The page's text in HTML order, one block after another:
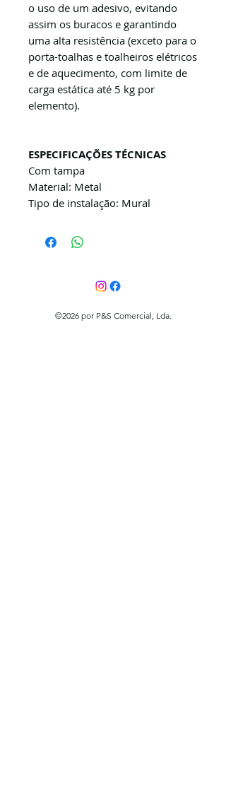
o uso de um adesivo, evitando
assim os buracos e garantindo
uma alta resistência (exceto para o
porta-toalhas e toalheiros elétricos
e de aquecimento, com limite de
carga estática até 5 kg por
elemento).
ESPECIFICAÇÕES TÉCNICAS
Com tampa
Material: Metal
Tipo de instalação: Mural
©2026 por P&S Comercial, Lda.